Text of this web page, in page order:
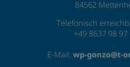
84562
Telefonisch
+49 8637 98 97
E-Mail: wp-gonzo@t-